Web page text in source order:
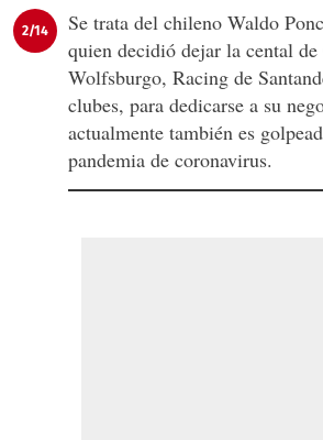
2/14
Se trata del chileno Waldo
quien decidió dejar la cental
Wolfsburgo, Racing de
clubes, para dedicarse a su
actualmente también es
pandemia de coronavirus.